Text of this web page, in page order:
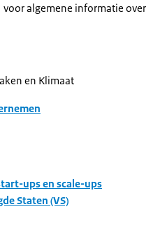
voor algemene informatie over
en Klimaat
ups en scale-ups
Staten (VS)